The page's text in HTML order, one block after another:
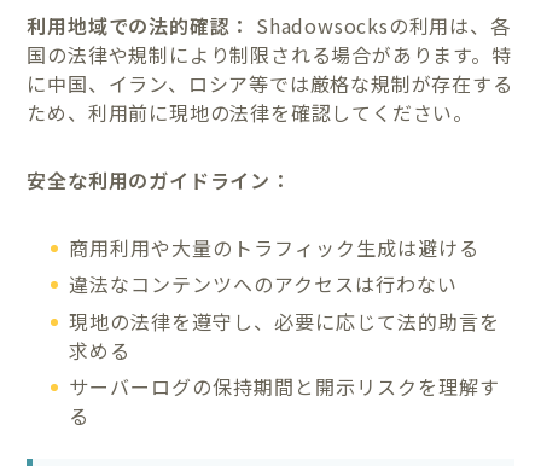
利用地域での法的確認： Shadowsocksの利用は、各
国の法律や規制により制限される場合があります。特
に中国、イラン、ロシア等では厳格な規制が存在する
ため、利用前に現地の法律を確認してください。
安全な利用のガイドライン：
商用利用や大量のトラフィック生成は避ける
違法なコンテンツへのアクセスは行わない
現地の法律を遵守し、必要に応じて法的助言を
求める
サーバーログの保持期間と開示リスクを理解す
る